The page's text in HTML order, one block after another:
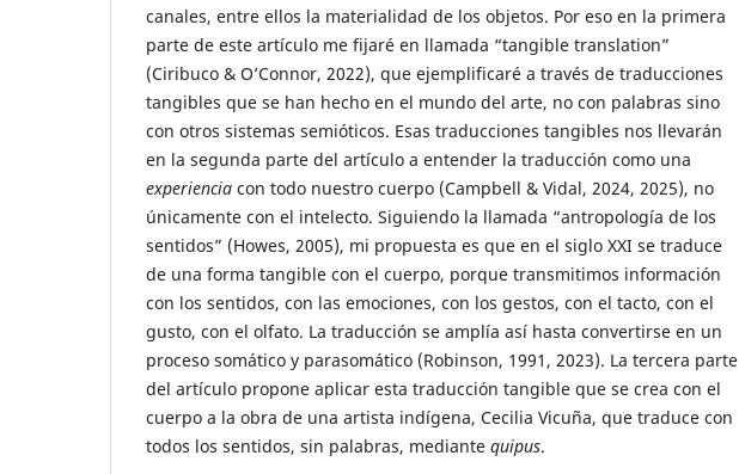
canales, entre ellos la materialidad de los objetos. Por eso en la primera
parte de este artículo me fijaré en llamada “tangible translation”
(Ciribuco & O’Connor, 2022), que ejemplificaré a través de traducciones
tangibles que se han hecho en el mundo del arte, no con palabras sino
con otros sistemas semióticos. Esas traducciones tangibles nos llevarán
en la segunda parte del artículo a entender la traducción como una
experiencia con todo nuestro cuerpo (Campbell & Vidal, 2024, 2025), no
únicamente con el intelecto. Siguiendo la llamada “antropología de los
sentidos” (Howes, 2005), mi propuesta es que en el siglo XXI se traduce
de una forma tangible con el cuerpo, porque transmitimos información
con los sentidos, con las emociones, con los gestos, con el tacto, con el
gusto, con el olfato. La traducción se amplía así hasta convertirse en un
proceso somático y parasomático (Robinson, 1991, 2023). La tercera parte
del artículo propone aplicar esta traducción tangible que se crea con el
cuerpo a la obra de una artista indígena, Cecilia Vicuña, que traduce con
todos los sentidos, sin palabras, mediante quipus.